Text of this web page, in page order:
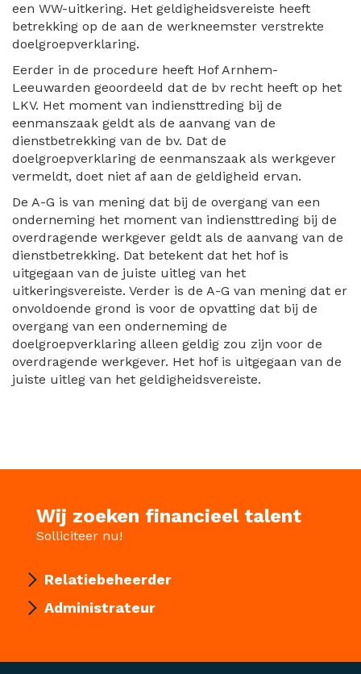
een WW-uitkering. Het geldigheidsvereiste heeft
betrekking op de aan de werkneemster verstrekte
doelgroepverklaring.
Eerder in de procedure heeft Hof Arnhem-
Leeuwarden geoordeeld dat de bv recht heeft op het
LKV. Het moment van indiensttreding bij de
eenmanszaak geldt als de aanvang van de
dienstbetrekking van de bv. Dat de
doelgroepverklaring de eenmanszaak als werkgever
vermeldt, doet niet af aan de geldigheid ervan.
De A-G is van mening dat bij de overgang van een
onderneming het moment van indiensttreding bij de
overdragende werkgever geldt als de aanvang van de
dienstbetrekking. Dat betekent dat het hof is
uitgegaan van de juiste uitleg van het
uitkeringsvereiste. Verder is de A-G van mening dat er
onvoldoende grond is voor de opvatting dat bij de
overgang van een onderneming de
doelgroepverklaring alleen geldig zou zijn voor de
overdragende werkgever. Het hof is uitgegaan van de
juiste uitleg van het geldigheidsvereiste.
Wij zoeken financieel talent
Solliciteer nu!
Relatiebeheerder
Administrateur